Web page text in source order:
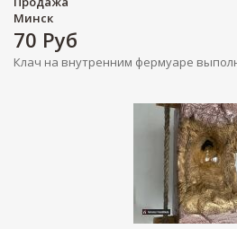
Минск
70 Руб
Клач на внутренним фермуаре